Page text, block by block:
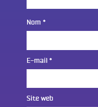
Nom *
E-mail *
Site web